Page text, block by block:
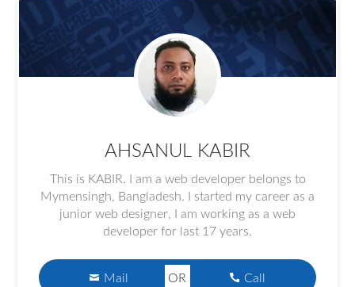
AHSANUL KABIR
This is KABIR. I am a web developer belongs to
Mymensingh, Bangladesh. I started my career as a
junior web designer, I am working as a web
developer for last 17 years.
Mail OR Call